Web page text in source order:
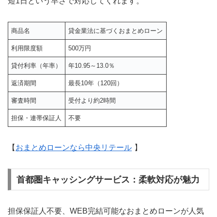
商品名 貸金業法に基づくおまとめローン
利用限度額 500万円
貸付利率（年率） 年10.95～13.0％
返済期間 最長10年（120回）
審査時間 受付より約2時間
担保・連帯保証人 不要
【 おまとめローンなら中央リテール 】
首都圏キャッシングサービス：柔軟対応が魅力
担保保証人不要、WEB完結可能なおまとめローンが人気